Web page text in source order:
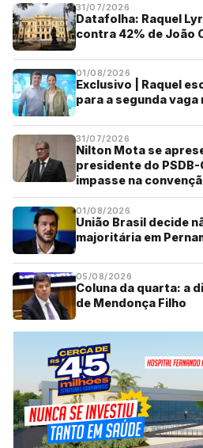
31/07/2026
Datafolha: Raquel
contra 42% de João
01/08/2026
Exclusivo | Raquel
para a segunda vaga
31/07/2026
Nilton Mota se
presidente do
impasse na
01/08/2026
União Brasil decide
majoritária em
05/08/2026
Coluna da quarta: a
de Mendonça Filho